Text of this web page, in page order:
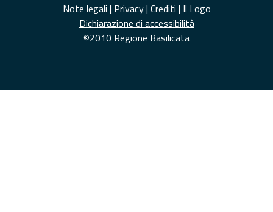
Note legali | Privacy| Crediti | Il Logo
Dichiarazione di accessibilità
©2010 Regione Basilicata